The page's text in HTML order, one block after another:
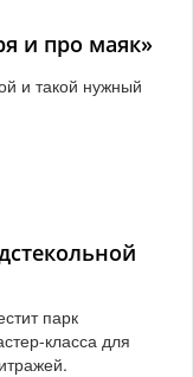
и про маяк»
и такой нужный
парк
класса для